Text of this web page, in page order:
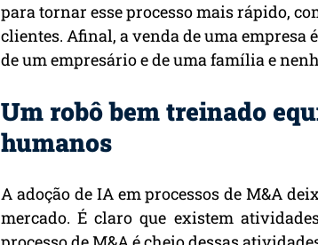
para tornar esse processo mais rápido,
clientes. Afinal, a venda de uma
de um empresário e de uma família e
Um robô bem treinado
humanos
A adoção de IA em processos de M&A
mercado. É claro que existem